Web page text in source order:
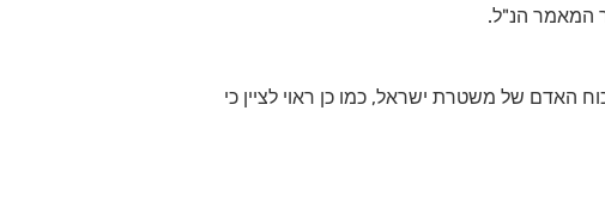
המאמר הנ"ל.
האדם של משטרת ישראל, כמו כן ראוי לציין כי